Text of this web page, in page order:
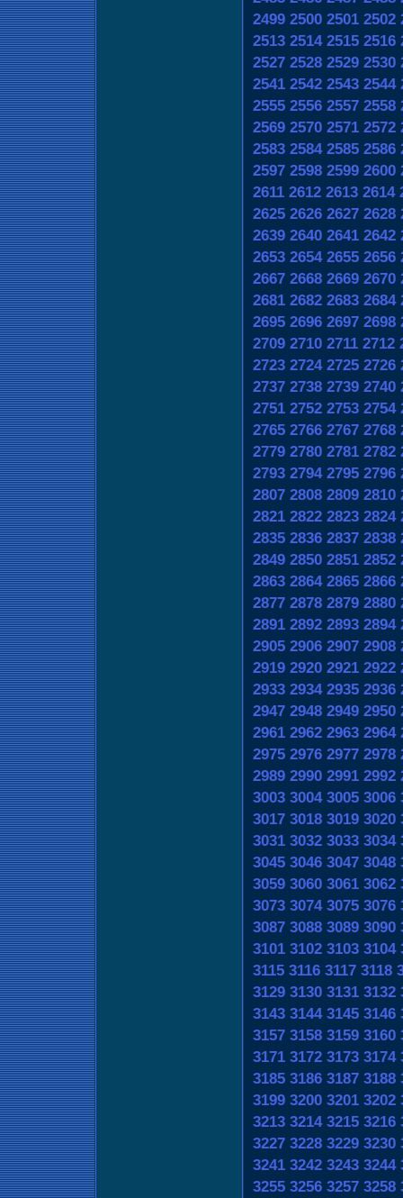
2499 2500 2501 2502
2513 2514 2515 2516
2527 2528 2529 2530
2541 2542 2543 2544
2555 2556 2557 2558
2569 2570 2571 2572
2583 2584 2585 2586
2597 2598 2599 2600
2611 2612 2613 2614
2625 2626 2627 2628
2639 2640 2641 2642
2653 2654 2655 2656
2667 2668 2669 2670
2681 2682 2683 2684
2695 2696 2697 2698
2709 2710 2711 2712
2723 2724 2725 2726
2737 2738 2739 2740
2751 2752 2753 2754
2765 2766 2767 2768
2779 2780 2781 2782
2793 2794 2795 2796
2807 2808 2809 2810
2821 2822 2823 2824
2835 2836 2837 2838
2849 2850 2851 2852
2863 2864 2865 2866
2877 2878 2879 2880
2891 2892 2893 2894
2905 2906 2907 2908
2919 2920 2921 2922
2933 2934 2935 2936
2947 2948 2949 2950
2961 2962 2963 2964
2975 2976 2977 2978
2989 2990 2991 2992
3003 3004 3005 3006
3017 3018 3019 3020
3031 3032 3033 3034
3045 3046 3047 3048
3059 3060 3061 3062
3073 3074 3075 3076
3087 3088 3089 3090
3101 3102 3103 3104
3115 3116 3117 3118
3129 3130 3131 3132
3143 3144 3145 3146
3157 3158 3159 3160
3171 3172 3173 3174
3185 3186 3187 3188
3199 3200 3201 3202
3213 3214 3215 3216
3227 3228 3229 3230
3241 3242 3243 3244
3255 3256 3257 3258